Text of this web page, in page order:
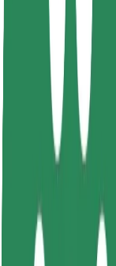
Blog
Poslanstvo
Odnosi
Vodstvo
Urban